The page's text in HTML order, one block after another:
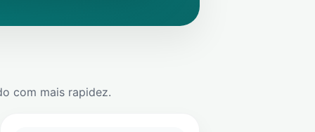
com mais rapidez.